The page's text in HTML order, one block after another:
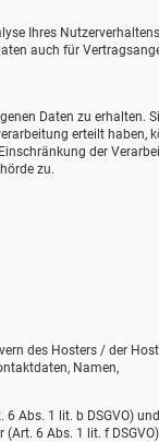
Ihres Nutzerverhaltens
auch für
Daten zu erhalten.
erteilt haben,
der
zu.
des Hosters / der
Namen,
Abs. 1 lit. b DSGVO)
6 Abs. 1 lit. f